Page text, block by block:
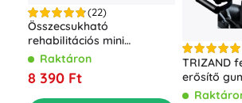
(22)
Összecsukható
rehabilitációs mini
szobakerékpár Basic LCD
Raktáron
8 390 Ft
TRIZAND
erősítő